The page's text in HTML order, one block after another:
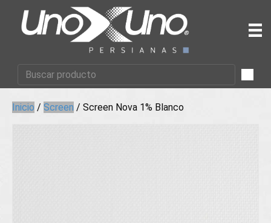
Inicio / Screen / Screen Nova 1% Blanco